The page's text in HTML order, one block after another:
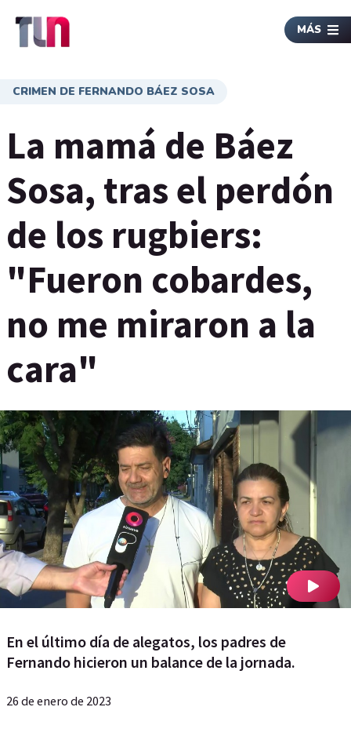
MÁS
CRIMEN DE FERNANDO BÁEZ SOSA
La mamá de Báez
Sosa, tras el perdón
de los rugbiers:
"Fueron cobardes,
no me miraron a la
cara"
En el último día de alegatos, los padres de
Fernando hicieron un balance de la jornada.
26 de enero de 2023